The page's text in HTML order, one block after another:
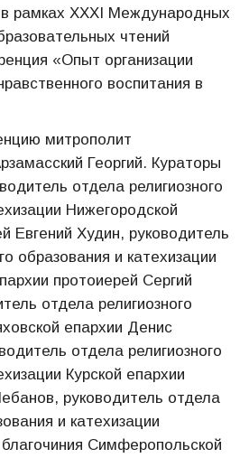
рамках XXXI Международных
чтений
«Опыт организации
воспитания в
митрополит
Георгий. Кураторы
отдела религиозного
Нижегородской
Евгений Худин, руководитель
образования и катехизации
протоиерей Сергий
отдела религиозного
епархии Денис
отдела религиозного
Курской епархии
руководитель отдела
и катехизации
Симферопольской